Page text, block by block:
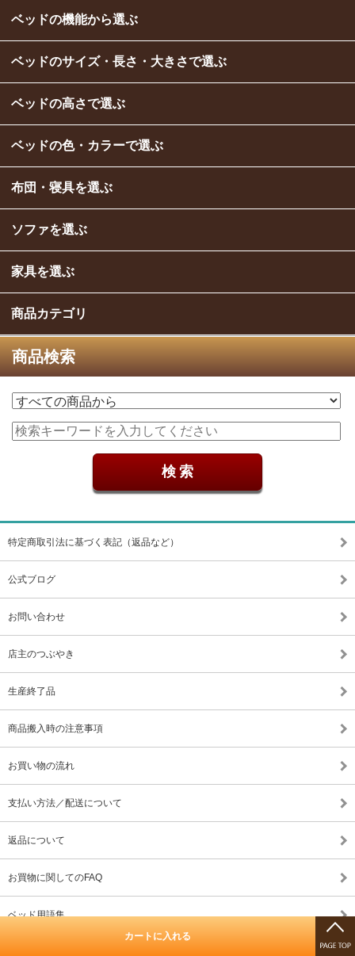
ベッドの機能から選ぶ
ベッドのサイズ・長さ・大きさで選ぶ
ベッドの高さで選ぶ
ベッドの色・カラーで選ぶ
布団・寝具を選ぶ
ソファを選ぶ
家具を選ぶ
商品カテゴリ
商品検索
特定商取引法に基づく表記（返品など）
公式ブログ
お問い合わせ
店主のつぶやき
生産終了品
商品搬入時の注意事項
お買い物の流れ
支払い方法／配送について
返品について
お買物に関してのFAQ
ベッド用語集
カートに入れる